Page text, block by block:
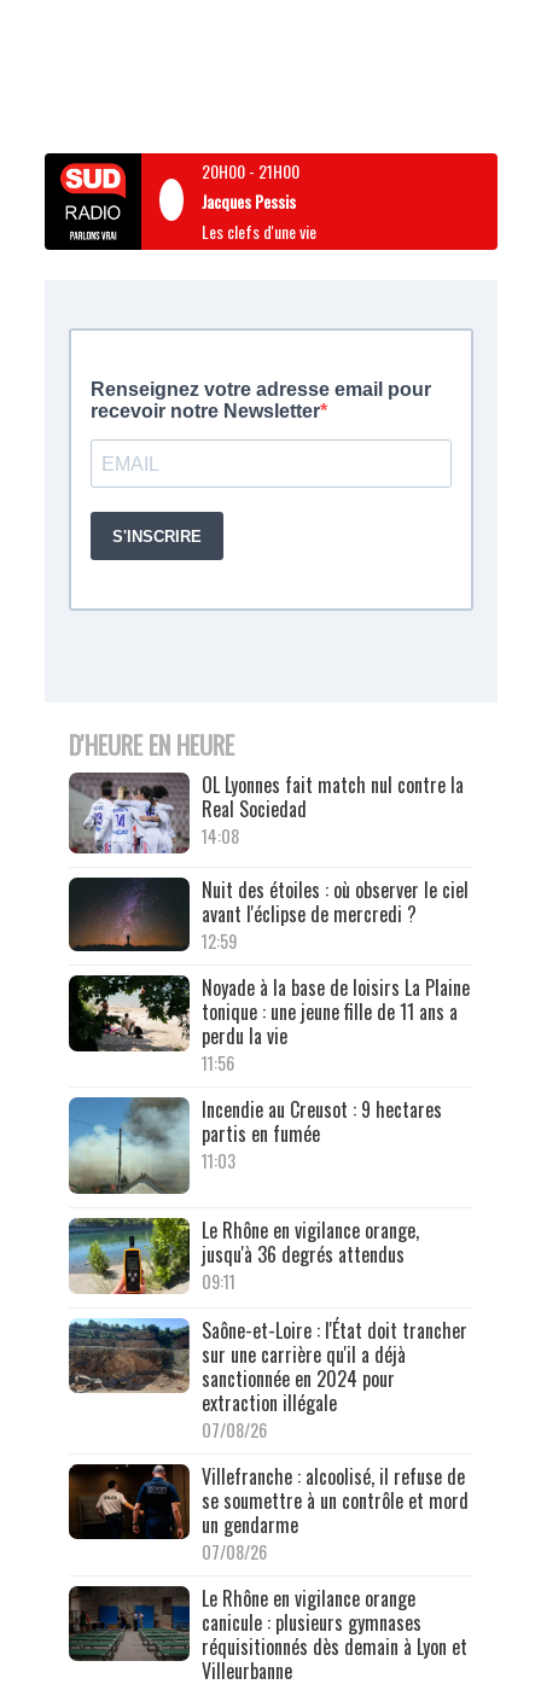
20H00- 21H00
Jacques Pessis
Les clefs d'une vie
D'HEURE EN HEURE
OL Lyonnes fait match nul contre la
Real Sociedad
14:08
Nuit des étoiles : où observer le ciel
avant l'éclipse de mercredi ?
12:59
Noyade à la base de loisirs La Plaine
tonique : une jeune fille de 11 ans a
perdu la vie
11:56
Incendie au Creusot : 9 hectares
partis en fumée
11:03
Le Rhône en vigilance orange,
jusqu'à 36 degrés attendus
09:11
Saône-et-Loire : l'État doit trancher
sur une carrière qu'il a déjà
sanctionnée en 2024 pour
extraction illégale
07/08/26
Villefranche : alcoolisé, il refuse de
se soumettre à un contrôle et mord
un gendarme
07/08/26
Le Rhône en vigilance orange
canicule : plusieurs gymnases
réquisitionnés dès demain à Lyon et
Villeurbanne